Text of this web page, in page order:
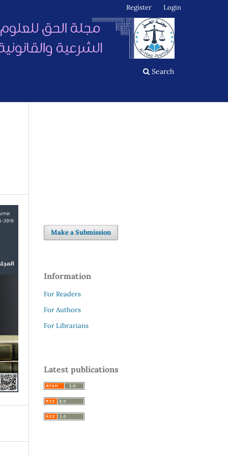
Search
Register Login
Make a Submission
Information
For Readers
For Authors
For Librarians
Latest publications